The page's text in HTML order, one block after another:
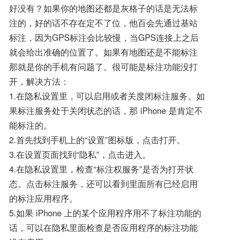
好没有？如果你的地图还都是灰格子的话是无法标
注的，好的话不存在定不了位，他百会先通过基站
标注，因为GPS标注会比较慢，当GPS连接上之后
就会给出准确的位置了。如果有地图还是不能标注
那就是你的手机有问题了。很可能是标注功能没打
开，解决方法：
1.在隐私设置里，可以启用或者关度闭标注服务。如
果标注服务处于关闭状态的话，那 iPhone 是肯定不
能标注的。
2.首先找到手机上的“设置”图标版，点击打开。
3.在设置页面找到“隐私”，点击进入。
4.在隐私设置里，检查“标注权服务”是否为打开状
态。点击标注服务，还可以看到里面所有已经启用
的标注应用程序。
5.如果 iPhone 上的某个应用程序用不了标注功能的
话，可以在隐私里面检查是否应用程序的标注功能